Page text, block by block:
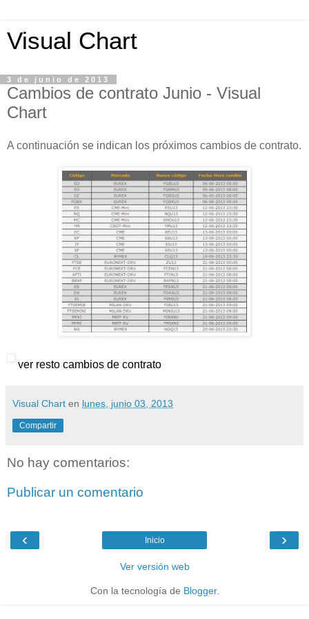
Visual Chart
3 de junio de 2013
Cambios de contrato Junio - Visual
Chart
A continuación se indican los próximos cambios de contrato.
ver resto cambios de contrato
Visual Chart en lunes, junio 03, 2013
Compartir
No hay comentarios:
Publicar un comentario
‹ ›
Inicio
Ver versión web
Con la tecnología de Blogger.